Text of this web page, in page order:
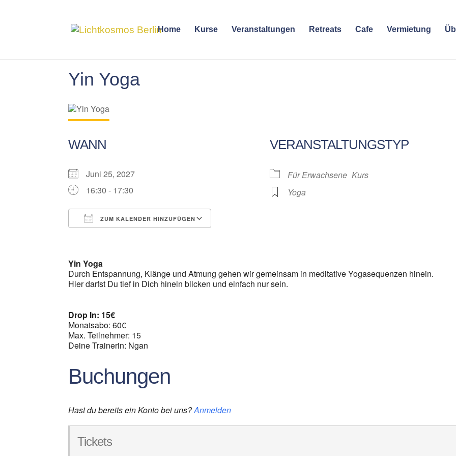
Home Kurse Veranstaltungen Retreats Cafe Vermietung
Yin Yoga
WANN
Juni 25, 2027
16:30 - 17:30
ZUM KALENDER HINZUFÜGEN
VERANSTALTUNGSTYP
Für Erwachsene Kurs
Yoga
Yin Yoga
Durch Entspannung, Klänge und Atmung gehen wir gemeinsam in meditative Yogasequenzen hinein.
Hier darfst Du tief in Dich hinein blicken und einfach nur sein.
Drop In: 15€
Monatsabo: 60€
Max. Teilnehmer: 15
Deine Trainerin: Ngan
Buchungen
Hast du bereits ein Konto bei uns?Anmelden
Tickets